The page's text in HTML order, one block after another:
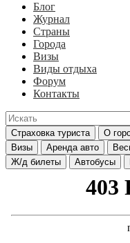
Блог
Журнал
Страны
Города
Визы
Виды отдыха
Форум
Контакты
Страховка туриста О
Визы
Аренда авто
Ж/д билеты
Автобусы